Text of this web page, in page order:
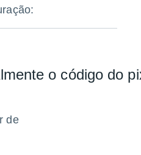
o código do
de